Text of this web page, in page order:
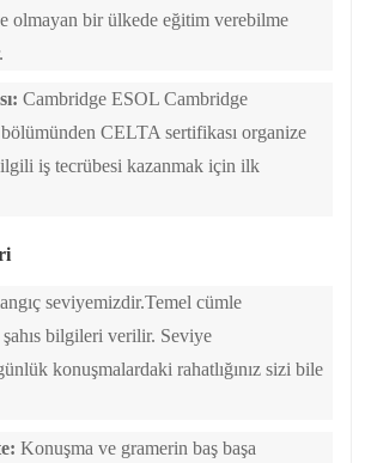
olmayan bir ülkede eğitim verebilme
Cambridge ESOL Cambridge
CELTA sertifikası organize
iş tecrübesi kazanmak için ilk
seviyemizdir.Temel cümle
şahıs bilgileri verilir. Seviye
konuşmalardaki rahatlığınız sizi bile
Konuşma ve gramerin baş başa